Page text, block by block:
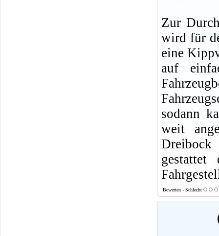
Zur
wird für
eine
auf
sodann
weit
Dreibock
Bewerten - Schlecht